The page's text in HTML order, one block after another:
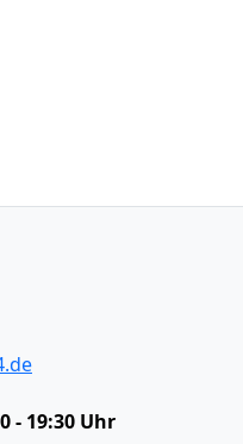
- 19:30 Uhr